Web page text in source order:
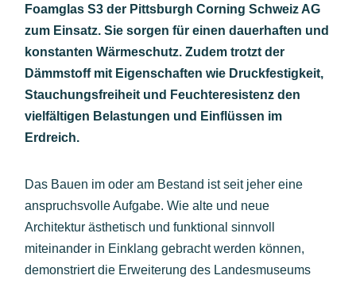
Foamglas S3 der Pittsburgh Corning Schweiz AG
zum Einsatz. Sie sorgen für einen dauerhaften und
konstanten Wärmeschutz. Zudem trotzt der
Dämmstoff mit Eigenschaften wie Druckfestigkeit,
Stauchungsfreiheit und Feuchteresistenz den
vielfältigen Belastungen und Einflüssen im
Erdreich.
Das Bauen im oder am Bestand ist seit jeher eine
anspruchsvolle Aufgabe. Wie alte und neue
Architektur ästhetisch und funktional sinnvoll
miteinander in Einklang gebracht werden können,
demonstriert die Erweiterung des Landesmuseums